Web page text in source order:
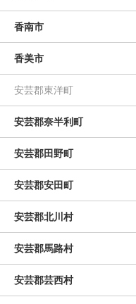
香南市
香美市
安芸郡東洋町
安芸郡奈半利町
安芸郡田野町
安芸郡安田町
安芸郡北川村
安芸郡馬路村
安芸郡芸西村